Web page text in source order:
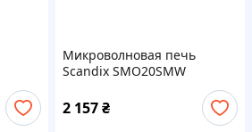
Микроволновая печь
Scandix SMO20SMW
2 157₴